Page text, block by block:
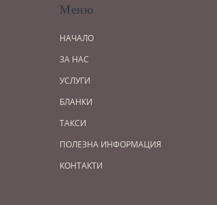
Меню
НАЧАЛО
ЗА НАС
УСЛУГИ
БЛАНКИ
ТАКСИ
ПОЛЕЗНА ИНФОРМАЦИЯ
КОНТАКТИ